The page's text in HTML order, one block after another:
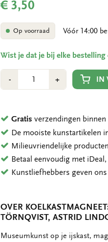
€ 3,50
Op voorraad Vóór 14:00
Wist je dat je bij elke
-Min
1
+Plus
1
IN
Gratis verzendingen
De mooiste kunstartikelen
Milieuvriendelijke producten
Betaal eenvoudig met
Kunstliefhebbers geven
OVER
TÖRNQVIST, ASTRID
OMSCHRIJVING
Museumkunst op je ijskast,